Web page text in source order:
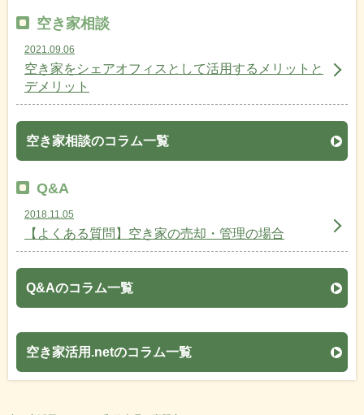
空き家相談
2021.09.06
空き家をシェアオフィスとして活用するメリットと
デメリット
空き家相談のコラム一覧
Q&A
2018.11.05
【よくある質問】空き家の売却・管理の場合
Q&Aのコラム一覧
空き家活用.netのコラム一覧